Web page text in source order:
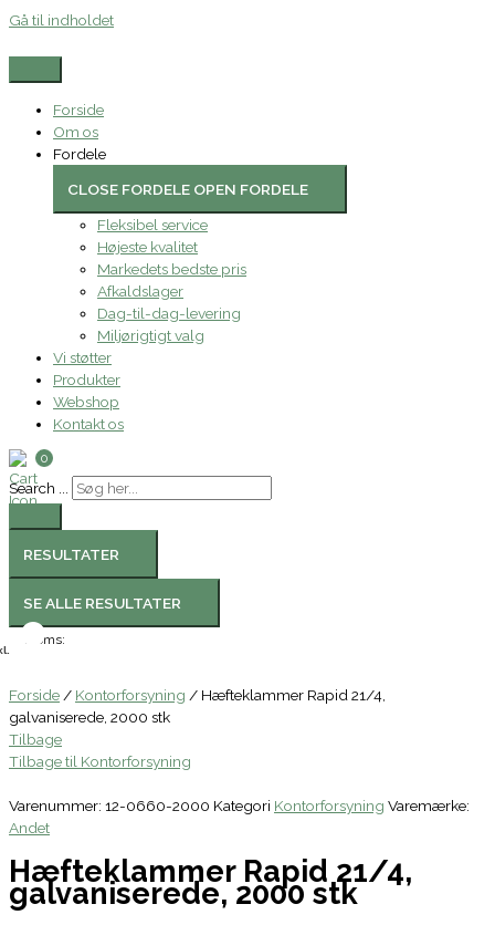
Gå til indholdet
Forside
Om os
Fordele
CLOSE FORDELE OPEN FORDELE
Fleksibel service
Højeste kvalitet
Markedets bedste pris
Afkaldslager
Dag-til-dag-levering
Miljørigtigt valg
Vi støtter
Produkter
Webshop
Kontakt os
0
Search ...
RESULTATER
SE ALLE RESULTATER
Moms:
Forside/ Kontorforsyning / Hæfteklammer Rapid 21/4,
galvaniserede, 2000 stk
Tilbage
Tilbage til Kontorforsyning
Varenummer: 12-0660-2000 Kategori Kontorforsyning Varemærke:
Andet
Hæfteklammer Rapid 21/4,
galvaniserede, 2000 stk